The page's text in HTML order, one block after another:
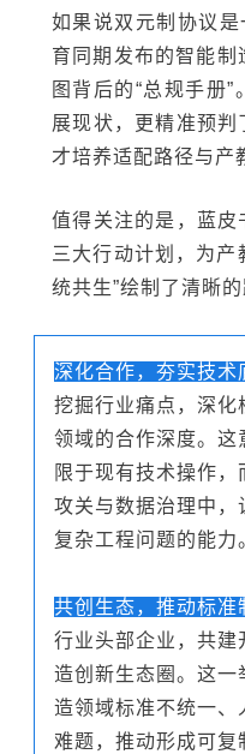
如果说双元制协议是
育同期发布的智能制
图背后的“总规手册
展现状，更精准预判
才培养适配路径与产
值得关注的是，蓝皮
三大行动计划，为产
统共生”绘制了清晰的
深化合作，夯实技术
挖掘行业痛点，深化
领域的合作深度。这
限于现有技术操作
攻关与数据治理中
复杂工程问题的能力
共创生态，推动标准
行业头部企业，共建
造创新生态圈。这一
造领域标准不统一、
难题，推动形成可